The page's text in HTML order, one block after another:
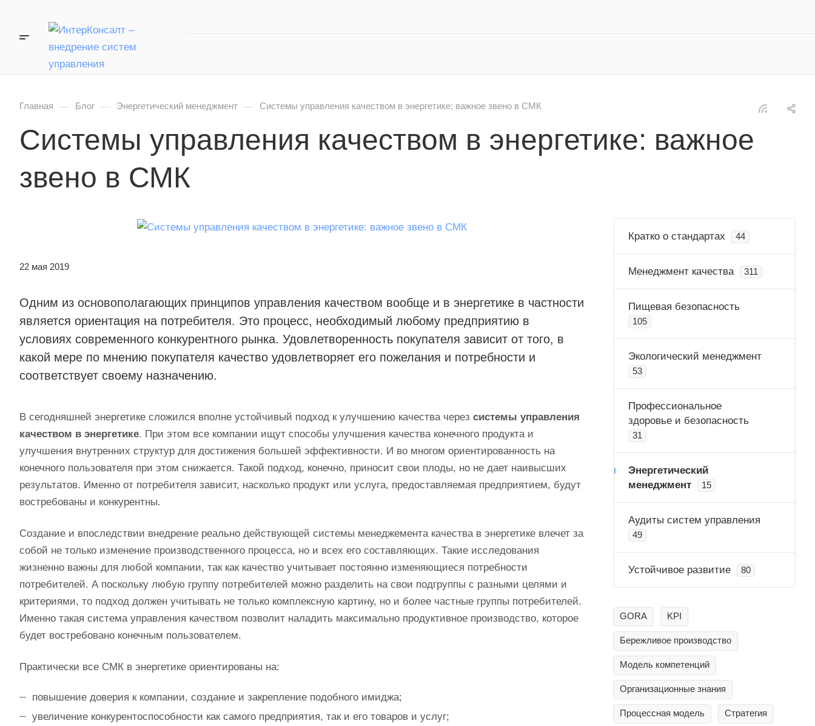
Главная — Блог — Энергетический менеджмент — Cистемы управления качеством в энергетике: важное звено в СМК
Cистемы управления качеством в энергетике: важное
звено в СМК
22 мая 2019
Одним из основополагающих принципов управления качеством вообще и в энергетике в частности
является ориентация на потребителя. Это процесс, необходимый любому предприятию в
условиях современного конкурентного рынка. Удовлетворенность покупателя зависит от того, в
какой мере по мнению покупателя качество удовлетворяет его пожелания и потребности и
соответствует своему назначению.
В сегодняшней энергетике сложился вполне устойчивый подход к улучшению качества через системы управления
качеством в энергетике. При этом все компании ищут способы улучшения качества конечного продукта и
улучшения внутренних структур для достижения большей эффективности. И во многом ориентированность на
конечного пользователя при этом снижается. Такой подход, конечно, приносит свои плоды, но не дает наивысших
результатов. Именно от потребителя зависит, насколько продукт или услуга, предоставляемая предприятием, будут
востребованы и конкурентны.
Создание и впоследствии внедрение реально действующей системы менеджемента качества в энергетике влечет за
собой не только изменение производственного процесса, но и всех его составляющих. Такие исследования
жизненно важны для любой компании, так как качество учитывает постоянно изменяющиеся потребности
потребителей. А поскольку любую группу потребителей можно разделить на свои подгруппы с разными целями и
критериями, то подход должен учитывать не только комплексную картину, но и более частные группы потребителей.
Именно такая система управления качеством позволит наладить максимально продуктивное производство, которое
будет востребовано конечным пользователем.
Практически все СМК в энергетике ориентированы на:
повышение доверия к компании, создание и закрепление подобного имиджа;
увеличение конкурентоспособности как самого предприятия, так и его товаров и услуг;
Кратко о стандартах 44
Менеджмент качества 311
Пищевая безопасность
105
Экологический менеджмент
53
Профессиональное
здоровье и безопасность
31
Энергетический
менеджмент
15
Аудиты систем управления
49
Устойчивое развитие 80
GORA KPI
Бережливое производство
Модель компетенций
Организационные знания
Процессная модель Стратегия